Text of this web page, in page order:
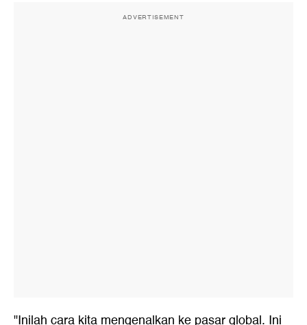
ADVERTISEMENT
"Inilah cara kita mengenalkan ke pasar global. Ini